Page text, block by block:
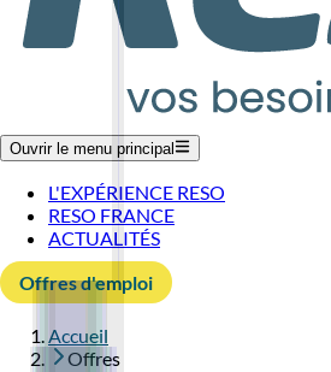
Ouvrir le menu principal
L'EXPÉRIENCE RESO
RESO FRANCE
ACTUALITÉS
Offres d'emploi
Accueil
Offres